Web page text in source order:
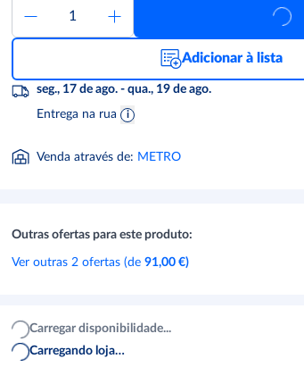
Adicionar à lista
seg., 17 de ago. - qua., 19 de ago.
Entrega na rua
Venda através de: METRO
Outras ofertas para este produto:
Ver outras 2 ofertas (de91,00 €)
Carregar disponibilidade...
Carregando loja…